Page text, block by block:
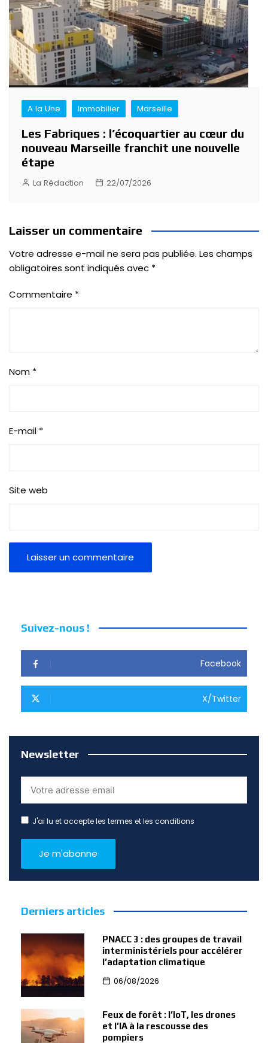
A la Une Immobilier Marseille
Les Fabriques : l’écoquartier au cœur du
nouveau Marseille franchit une nouvelle
étape
La Rédaction 22/07/2026
Laisser un commentaire
Votre adresse e-mail ne sera pas publiée. Les champs
obligatoires sont indiqués avec *
Commentaire *
Nom *
E-mail *
Site web
Suivez-nous !
Facebook
X/Twitter
Newsletter
J'ai lu et accepte les termes et les conditions
Derniers articles
PNACC 3 : des groupes de travail
interministériels pour accélérer
l’adaptation climatique
06/08/2026
Feux de forêt : l’IoT, les drones
et l’IA à la rescousse des
pompiers